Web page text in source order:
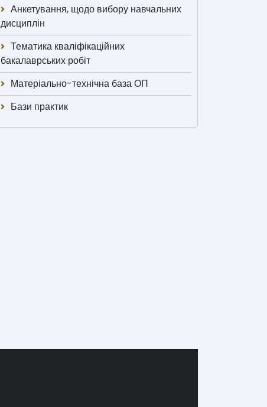
Анкетування, щодо вибору навчальних
дисциплін
Тематика кваліфікаційних
бакалаврських робіт
Матеріально-технічна база ОП
Бази практик